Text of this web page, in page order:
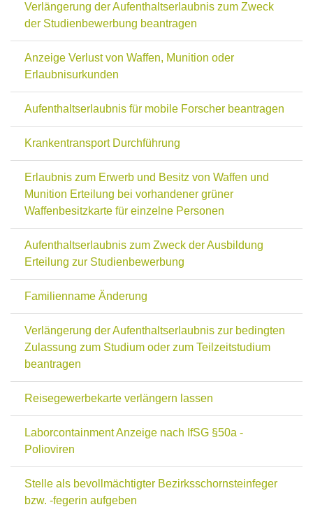
Verlängerung der Aufenthaltserlaubnis zum Zweck
der Studienbewerbung beantragen
Anzeige Verlust von Waffen, Munition oder
Erlaubnisurkunden
Aufenthaltserlaubnis für mobile Forscher beantragen
Krankentransport Durchführung
Erlaubnis zum Erwerb und Besitz von Waffen und
Munition Erteilung bei vorhandener grüner
Waffenbesitzkarte für einzelne Personen
Aufenthaltserlaubnis zum Zweck der Ausbildung
Erteilung zur Studienbewerbung
Familienname Änderung
Verlängerung der Aufenthaltserlaubnis zur bedingten
Zulassung zum Studium oder zum Teilzeitstudium
beantragen
Reisegewerbekarte verlängern lassen
Laborcontainment Anzeige nach IfSG §50a -
Polioviren
Stelle als bevollmächtigter Bezirksschornsteinfeger
bzw. -fegerin aufgeben